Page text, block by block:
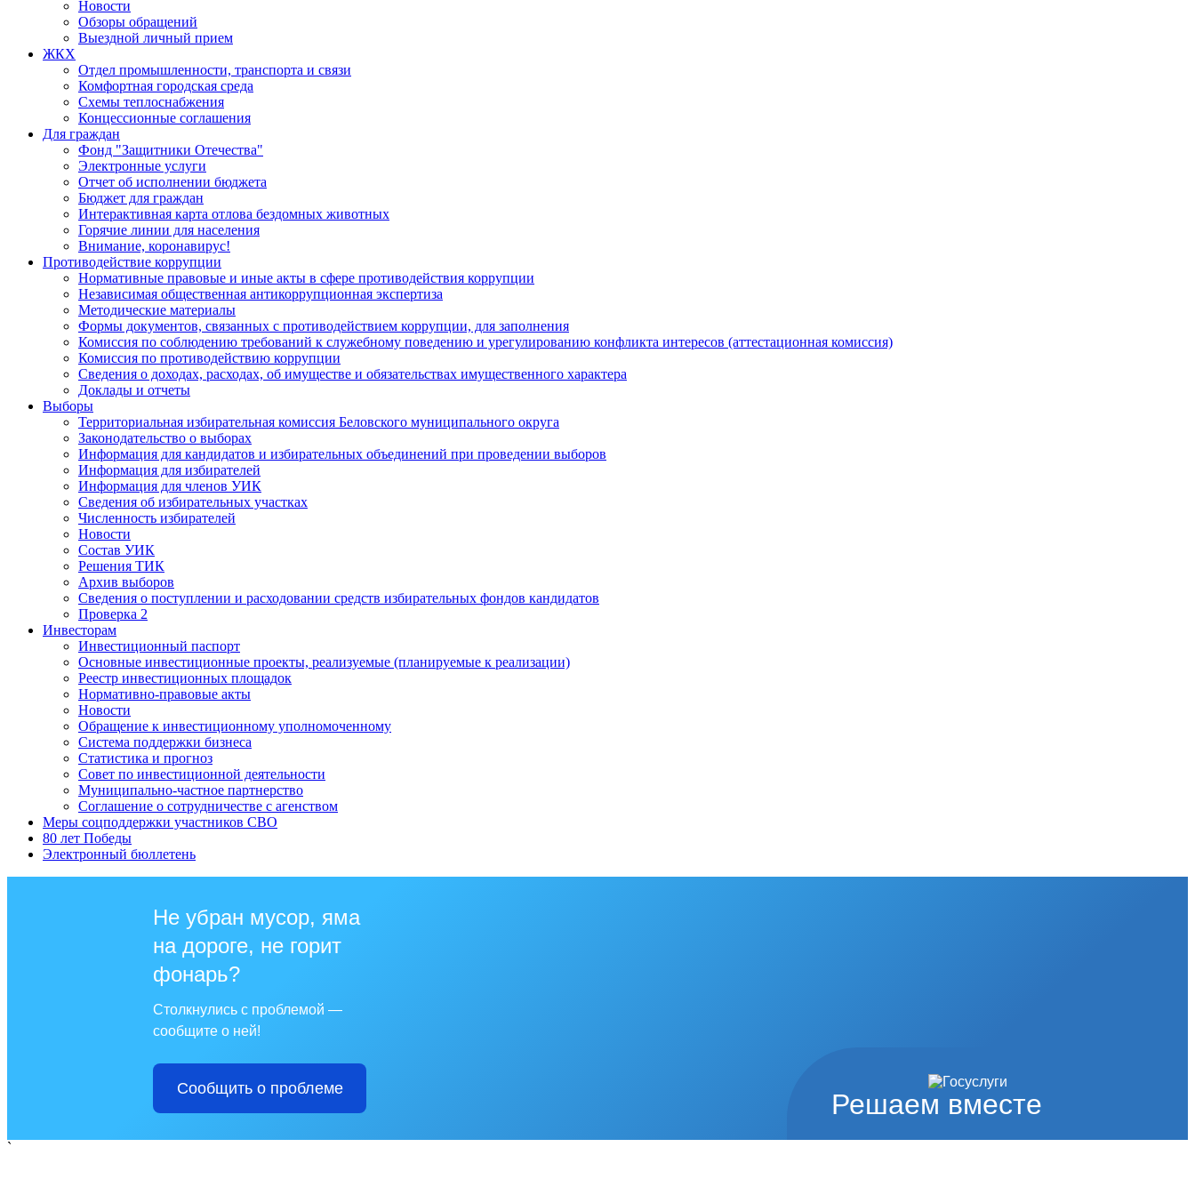
Новости
Обзоры обращений
Выездной личный прием
ЖКХ
Отдел промышленности, транспорта и связи
Комфортная городская среда
Схемы теплоснабжения
Концессионные соглашения
Для граждан
Фонд "Защитники Отечества"
Электронные услуги
Отчет об исполнении бюджета
Бюджет для граждан
Интерактивная карта отлова бездомных животных
Горячие линии для населения
Внимание, коронавирус!
Противодействие коррупции
Нормативные правовые и иные акты в сфере противодействия коррупции
Независимая общественная антикоррупционная экспертиза
Методические материалы
Формы документов, связанных с противодействием коррупции, для заполнения
Комиссия по соблюдению требований к служебному поведению и урегулированию конфликта интересов (аттестационная комиссия)
Комиссия по противодействию коррупции
Сведения о доходах, расходах, об имуществе и обязательствах имущественного характера
Доклады и отчеты
Выборы
Территориальная избирательная комиссия Беловского муниципального округа
Законодательство о выборах
Информация для кандидатов и избирательных объединений при проведении выборов
Информация для избирателей
Информация для членов УИК
Сведения об избирательных участках
Численность избирателей
Новости
Состав УИК
Решения ТИК
Архив выборов
Сведения о поступлении и расходовании средств избирательных фондов кандидатов
Проверка 2
Инвесторам
Инвестиционный паспорт
Основные инвестиционные проекты, реализуемые (планируемые к реализации)
Реестр инвестиционных площадок
Нормативно-правовые акты
Новости
Обращение к инвестиционному уполномоченному
Система поддержки бизнеса
Статистика и прогноз
Совет по инвестиционной деятельности
Муниципально-частное партнерство
Соглашение о сотрудничестве с агенством
Меры соцподдержки участников СВО
80 лет Победы
Электронный бюллетень
Решаем вместе
Не убран мусор, яма
на дороге, не горит
фонарь?
Столкнулись с проблемой —
сообщите о ней!
Сообщить о проблеме
`